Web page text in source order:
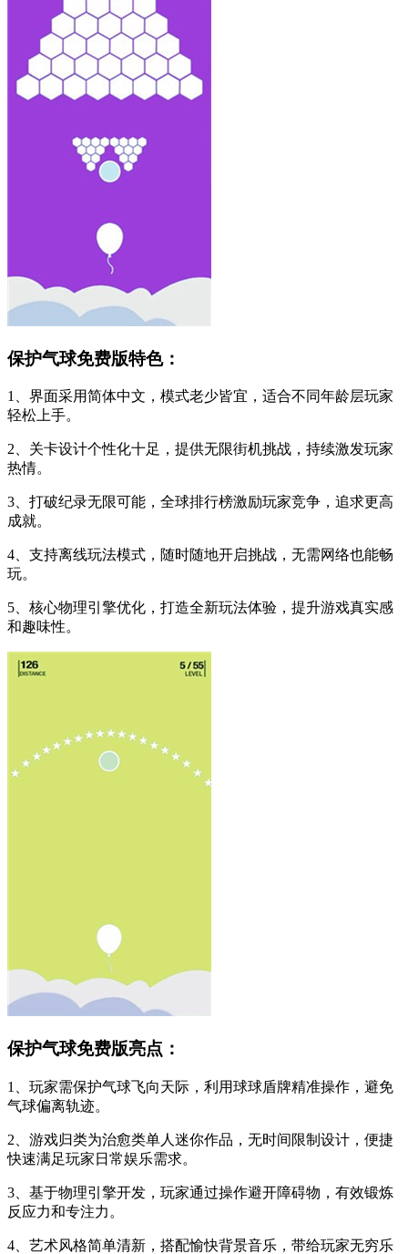
保护气球免费版特色：
1、界面采用简体中文，模式老少皆宜，适合不同年龄层玩家
轻松上手。
2、关卡设计个性化十足，提供无限街机挑战，持续激发玩家
热情。
3、打破纪录无限可能，全球排行榜激励玩家竞争，追求更高
成就。
4、支持离线玩法模式，随时随地开启挑战，无需网络也能畅
玩。
5、核心物理引擎优化，打造全新玩法体验，提升游戏真实感
和趣味性。
保护气球免费版亮点：
1、玩家需保护气球飞向天际，利用球球盾牌精准操作，避免
气球偏离轨迹。
2、游戏归类为治愈类单人迷你作品，无时间限制设计，便捷
快速满足玩家日常娱乐需求。
3、基于物理引擎开发，玩家通过操作避开障碍物，有效锻炼
反应力和专注力。
4、艺术风格简单清新，搭配愉快背景音乐，带给玩家无穷乐